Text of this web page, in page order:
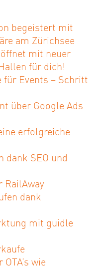
begeistert mit
am Zürichsee
mit neuer
für dich!
für Events – Schritt
über Google Ads
erfolgreiche
dank SEO und
RailAway
dank
mit guidle
wie